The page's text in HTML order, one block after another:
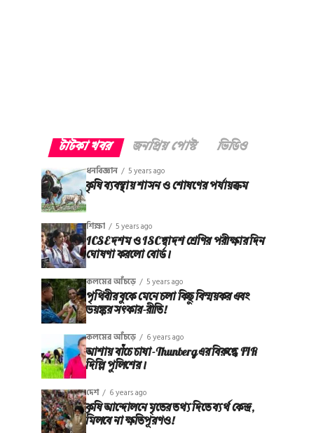
টাটকা খবর জনপ্রিয় পোস্ট ভিডিও
ধনবিজ্ঞান 5 years ago
কৃষি ব্যবস্থায় শাসন ও শোষণের পর্যায়ক্রম
শিক্ষা 5 years ago
ICSE দশম ও ISC দ্বাদশ শ্রেণির পরীক্ষার দিন
ঘোষণা করলো বোর্ড।
কলমের আঁচড়ে 5 years ago
পৃথিবীর বুকে মেনে চলা কিছু বিস্ময়কর এবং
ভয়ঙ্কর সত্‍কার-রীতি!
কলমের আঁচড়ে 6 years ago
আশায় বাঁচে চাষা-Thunberg এর বিরুদ্ধে FIR
দিল্লি পুলিশের।
দেশ 6 years ago
কৃষি আন্দোলনে মৃতের তথ‌্য দিতে ব্যর্থ কেন্দ্র,
মিলবে না ক্ষতিপূরণও!